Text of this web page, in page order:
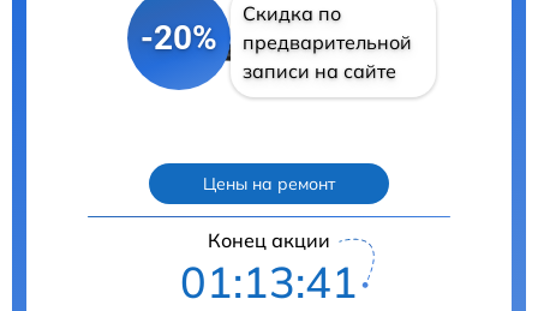
-20%
Скидка по
предварительной
записи на сайте
Цены на ремонт
Конец акции
01:13:40